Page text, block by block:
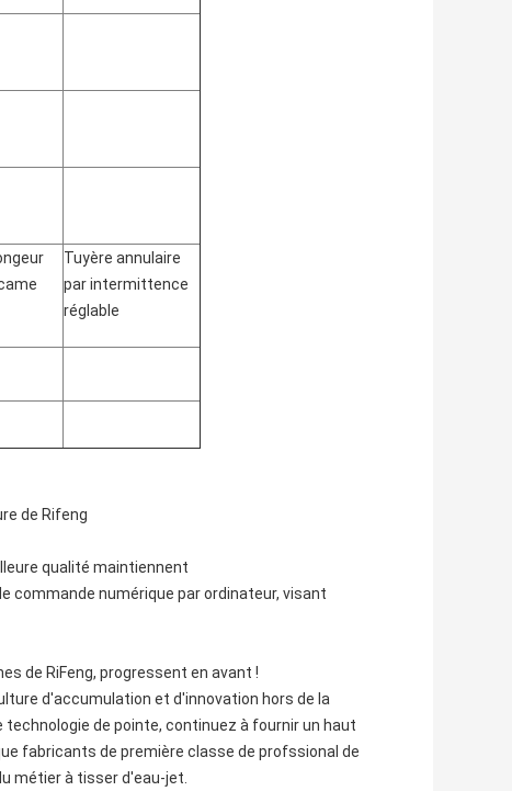
Tuyère annulaire
par intermittence
réglable
de Rifeng
qualité maintiennent
commande numérique par ordinateur, visant
de RiFeng, progressent en avant !
d'accumulation et d'innovation hors de la
de pointe, continuez à fournir un haut
fabricants de première classe de profssional de
métier à tisser d'eau-jet.